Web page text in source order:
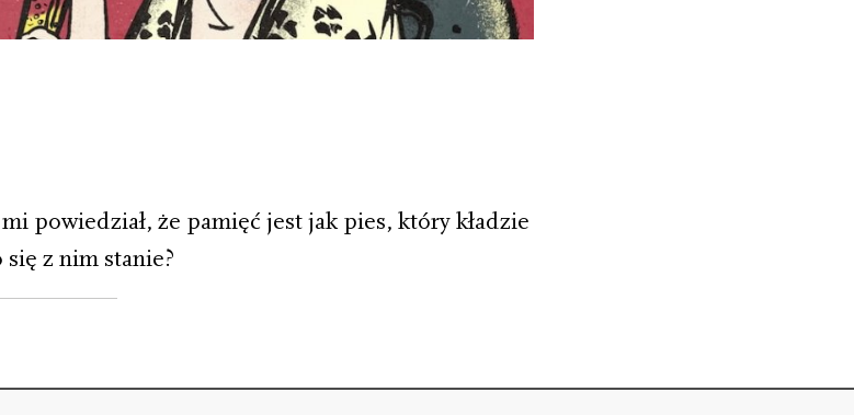
powiedział, że pamięć jest jak pies, który kładzie
się z nim stanie?